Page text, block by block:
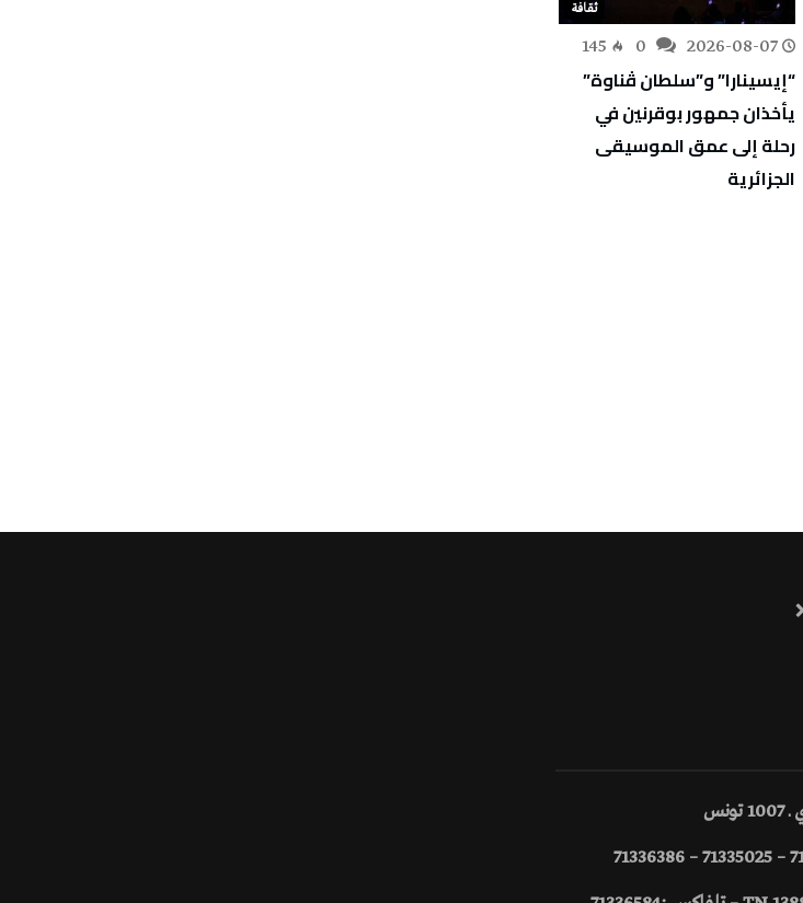
ثقافة
2026-08-07
145
“إيسينارا” و”سلطان ڤناوة”
يأخذان جمهور بوقرنين في
رحلة إلى عمق الموسيقى
الجزائرية